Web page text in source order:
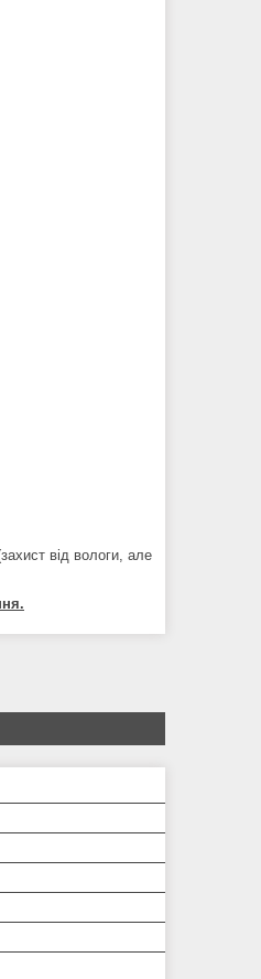
від вологи, але